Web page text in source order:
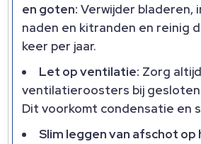
en goten: Verwijder bladeren,
naden en kitranden en reinig
keer per jaar.
Let op ventilatie: Zorg
ventilatieroosters bij
Dit voorkomt condensatie en
Slim leggen van afschot op